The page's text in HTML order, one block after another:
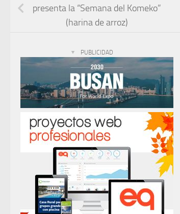
presenta la “Semana del Komeko”
(harina de arroz)
PUBLICIDAD